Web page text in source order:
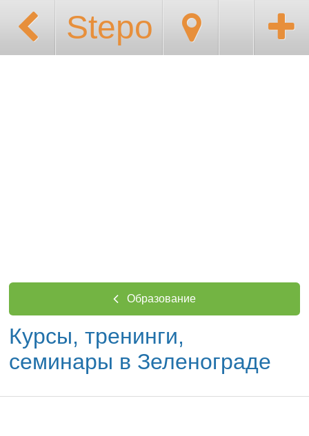
Stepo
Образование
Курсы, тренинги,
семинары в Зеленограде